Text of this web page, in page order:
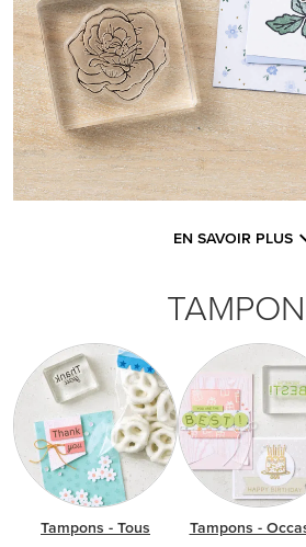
EN SAVOIR PLUS
Tampons - Tous Tampons -